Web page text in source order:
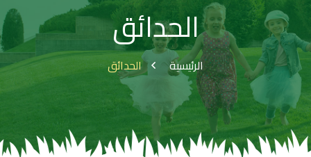
الحدائق
الرئيسية الحدائق